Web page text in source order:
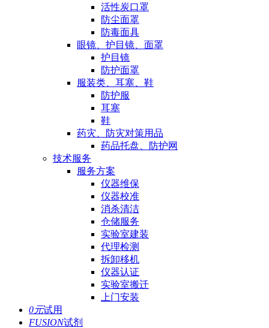
活性炭口罩
防尘面罩
防毒面具
眼镜、护目镜、面罩
护目镜
防护面罩
服装类、耳塞、鞋
防护服
耳塞
鞋
药灾、防灾对策用品
药品托盘、防护网
技术服务
服务方案
仪器维保
仪器校准
消杀清洁
仓储服务
实验室建装
代理检测
拆卸移机
仪器认证
实验室搬迁
上门安装
0元试用
FUSION试剂